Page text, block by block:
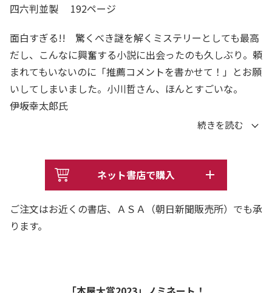
四六判並製 192ページ
面白すぎる!! 驚くべき謎を解くミステリーとしても最高
だし、こんなに興奮する小説に出会ったのも久しぶり。頼
まれてもいないのに「推薦コメントを書かせて！」とお願
いしてしまいました。小川哲さん、ほんとすごいな。
――伊坂幸太郎氏
切ってしまった。
熱くて、ワクワクして、予想もつかない感動が襲ってく
ミステリーでも、バトルものでも、人生ドラマでもある。
でもそれだけじゃない。ジャンルはたぶん「面白い小説」
ネット書店で購入
ご注文はお近くの書店、ＡＳＡ（朝日新聞販売所）でも承
ります。